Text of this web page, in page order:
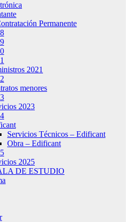
Permanente
2021
menores
2023
Servicios Técnicos – Edificant
Obra – Edificant
2025
DE ESTUDIO